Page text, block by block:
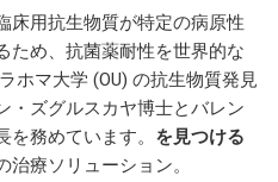
床用抗生物質が特定の病原性
ため、抗菌薬耐性を世界的な
ホマ大学 (OU) の抗生物質発見
・ズグルスカヤ博士とバレン
務めています。 を見つける
治療ソリューション。